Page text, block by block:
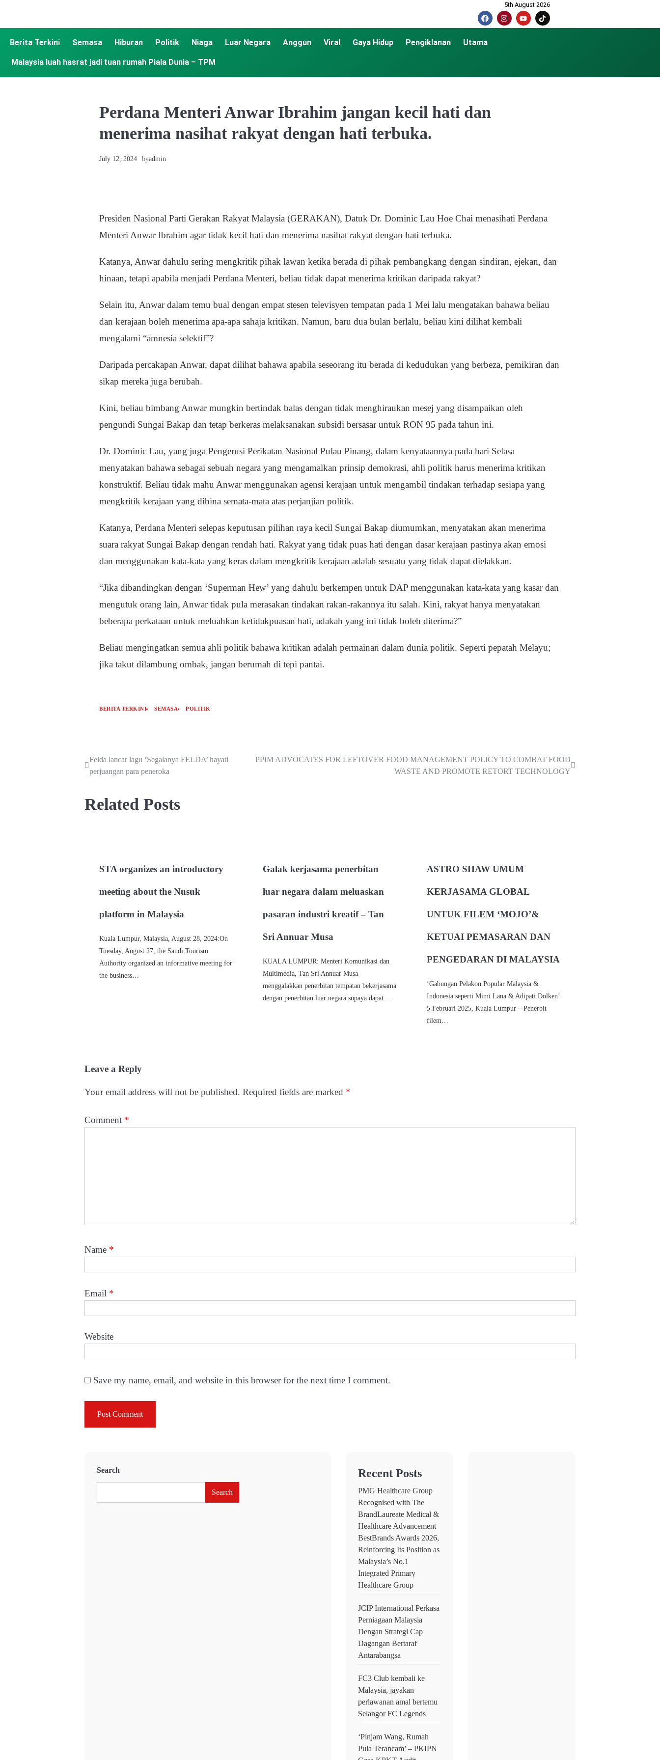
5th August 2026
Berita Terkini Semasa Hiburan Politik Niaga Luar Negara Anggun Viral Gaya Hidup Pengiklanan Utama
Malaysia luah hasrat jadi tuan rumah Piala Dunia – TPM
Perdana Menteri Anwar Ibrahim jangan kecil hati dan
menerima nasihat rakyat dengan hati terbuka.
July 12, 2024 byadmin
Presiden Nasional Parti Gerakan Rakyat Malaysia (GERAKAN), Datuk Dr. Dominic Lau Hoe Chai menasihati Perdana
Menteri Anwar Ibrahim agar tidak kecil hati dan menerima nasihat rakyat dengan hati terbuka.
Katanya, Anwar dahulu sering mengkritik pihak lawan ketika berada di pihak pembangkang dengan sindiran, ejekan, dan
hinaan, tetapi apabila menjadi Perdana Menteri, beliau tidak dapat menerima kritikan daripada rakyat?
Selain itu, Anwar dalam temu bual dengan empat stesen televisyen tempatan pada 1 Mei lalu mengatakan bahawa beliau
dan kerajaan boleh menerima apa-apa sahaja kritikan. Namun, baru dua bulan berlalu, beliau kini dilihat kembali
mengalami “amnesia selektif”?
Daripada percakapan Anwar, dapat dilihat bahawa apabila seseorang itu berada di kedudukan yang berbeza, pemikiran dan
sikap mereka juga berubah.
Kini, beliau bimbang Anwar mungkin bertindak balas dengan tidak menghiraukan mesej yang disampaikan oleh
pengundi Sungai Bakap dan tetap berkeras melaksanakan subsidi bersasar untuk RON 95 pada tahun ini.
Dr. Dominic Lau, yang juga Pengerusi Perikatan Nasional Pulau Pinang, dalam kenyataannya pada hari Selasa
menyatakan bahawa sebagai sebuah negara yang mengamalkan prinsip demokrasi, ahli politik harus menerima kritikan
konstruktif. Beliau tidak mahu Anwar menggunakan agensi kerajaan untuk mengambil tindakan terhadap sesiapa yang
mengkritik kerajaan yang dibina semata-mata atas perjanjian politik.
Katanya, Perdana Menteri selepas keputusan pilihan raya kecil Sungai Bakap diumumkan, menyatakan akan menerima
suara rakyat Sungai Bakap dengan rendah hati. Rakyat yang tidak puas hati dengan dasar kerajaan pastinya akan emosi
dan menggunakan kata-kata yang keras dalam mengkritik kerajaan adalah sesuatu yang tidak dapat dielakkan.
“Jika dibandingkan dengan ‘Superman Hew’ yang dahulu berkempen untuk DAP menggunakan kata-kata yang kasar dan
mengutuk orang lain, Anwar tidak pula merasakan tindakan rakan-rakannya itu salah. Kini, rakyat hanya menyatakan
beberapa perkataan untuk meluahkan ketidakpuasan hati, adakah yang ini tidak boleh diterima?”
Beliau mengingatkan semua ahli politik bahawa kritikan adalah permainan dalam dunia politik. Seperti pepatah Melayu;
jika takut dilambung ombak, jangan berumah di tepi pantai.
BERITA TERKINI SEMASA POLITIK
Felda lancar lagu ‘Segalanya FELDA’ hayati
perjuangan para peneroka
PPIM ADVOCATES FOR LEFTOVER FOOD MANAGEMENT POLICY TO COMBAT FOOD
WASTE AND PROMOTE RETORT TECHNOLOGY
Related Posts
STA organizes an introductory
meeting about the Nusuk
platform in Malaysia
Kuala Lumpur, Malaysia, August 28, 2024:On
Tuesday, August 27, the Saudi Tourism
Authority organized an informative meeting for
the business…
Galak kerjasama penerbitan
luar negara dalam meluaskan
pasaran industri kreatif – Tan
Sri Annuar Musa
KUALA LUMPUR: Menteri Komunikasi dan
Multimedia, Tan Sri Annuar Musa
menggalakkan penerbitan tempatan bekerjasama
dengan penerbitan luar negara supaya dapat…
ASTRO SHAW UMUM
KERJASAMA GLOBAL
UNTUK FILEM ‘MOJO’&
KETUAI PEMASARAN DAN
PENGEDARAN DI MALAYSIA
‘Gabungan Pelakon Popular Malaysia &
Indonesia seperti Mimi Lana & Adipati Dolken’
5 Februari 2025, Kuala Lumpur – Penerbit
filem…
Leave a Reply
Your email address will not be published. Required fields are marked *
Comment *
Name *
Email *
Website
Save my name, email, and website in this browser for the next time I comment.
Search
Search
Recent Posts
PMG Healthcare Group
Recognised with The
BrandLaureate Medical &
Healthcare Advancement
BestBrands Awards 2026,
Reinforcing Its Position as
Malaysia’s No.1
Integrated Primary
Healthcare Group
JCIP International Perkasa
Perniagaan Malaysia
Dengan Strategi Cap
Dagangan Bertaraf
Antarabangsa
FC3 Club kembali ke
Malaysia, jayakan
perlawanan amal bertemu
Selangor FC Legends
‘Pinjam Wang, Rumah
Pula Terancam’ – PKIPN